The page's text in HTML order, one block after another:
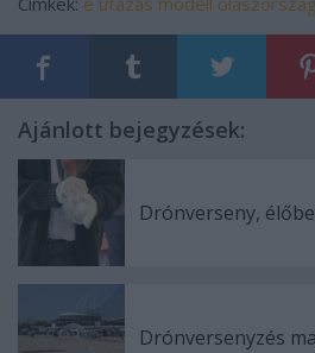
Ajánlott bejegyzések:
Drónverseny,
Drónversenyzés